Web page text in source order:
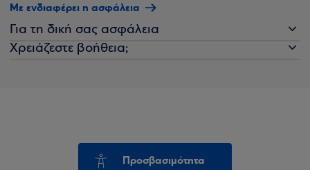
Με ενδιαφέρει η ασφάλεια
Για τη δική σας ασφάλεια
Χρειάζεστε βοήθεια;
Προσβασιμότητα